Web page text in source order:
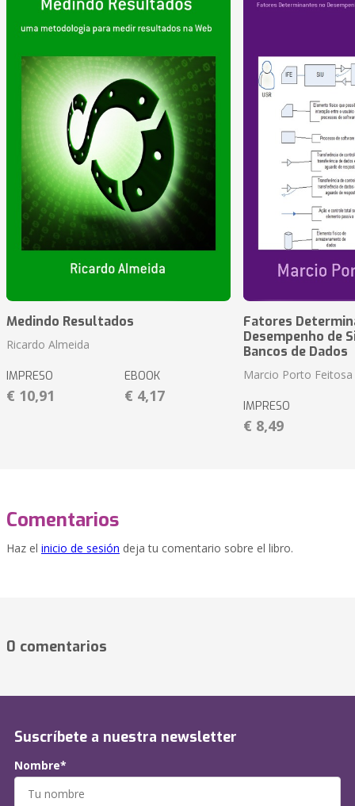
Medindo Resultados
Ricardo Almeida
IMPRESO
€ 10,91
EBOOK
€ 4,17
Fatores
Desempenho de
Bancos de Dados
Marcio Porto Feitosa
IMPRESO
€ 8,49
Comentarios
Haz el inicio de sesión deja tu comentario sobre el libro.
0 comentarios
Suscríbete a nuestra newsletter
Nombre*